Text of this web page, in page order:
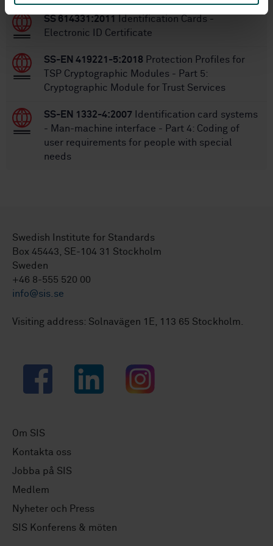
SS 614331:2011
Identification Cards -
Electronic ID Certificate
SS-EN 419221-5:2018 Protection Profiles for
TSP Cryptographic Modules - Part 5:
Cryptographic Module for Trust Services
SS-EN 1332-4:2007 Identification card systems
- Man-machine interface - Part 4: Coding of
user requirements for people with special
needs
Swedish Institute for Standards
Box 45443, SE-104 31 Stockholm
Sweden
+46 8-555 520 00
info@sis.se
Visiting address: Solnavägen 1E, 113 65 Stockholm.
Facebook LinkedIn Instagram
Om SIS
Kontakta oss
Jobba på SIS
Medlem
Nyheter och Press
SIS Konferens & möten